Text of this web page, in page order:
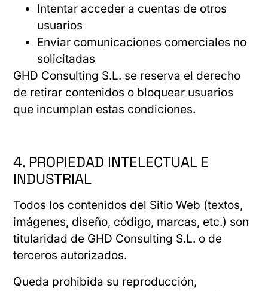
Intentar acceder a cuentas de otros
usuarios
Enviar comunicaciones comerciales no
solicitadas
GHD Consulting S.L. se reserva el derecho
de retirar contenidos o bloquear usuarios
que incumplan estas condiciones.
4. PROPIEDAD INTELECTUAL E
INDUSTRIAL
Todos los contenidos del Sitio Web (textos,
imágenes, diseño, código, marcas, etc.) son
titularidad de GHD Consulting S.L. o de
terceros autorizados.
Queda prohibida su reproducción,